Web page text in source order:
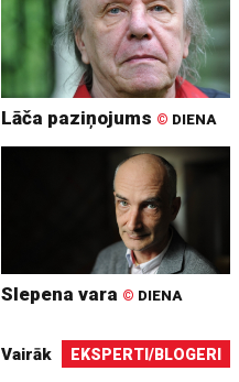
Lāča paziņojums © DIENA
Slepena vara © DIENA
Vairāk EKSPERTI/BLOGERI